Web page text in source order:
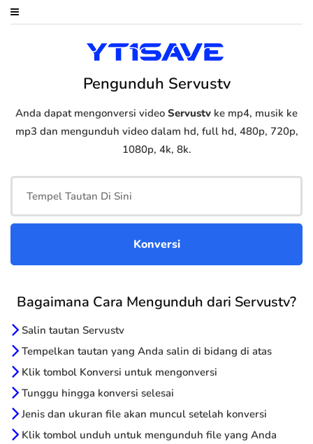
Pengunduh Servustv
Anda dapat mengonversi video Servustv ke mp4, musik ke
mp3 dan mengunduh video dalam hd, full hd, 480p, 720p,
1080p, 4k, 8k.
Bagaimana Cara Mengunduh dari Servustv?
Salin tautan Servustv
Tempelkan tautan yang Anda salin di bidang di atas
Klik tombol Konversi untuk mengonversi
Tunggu hingga konversi selesai
Jenis dan ukuran file akan muncul setelah konversi
Klik tombol unduh untuk mengunduh file yang Anda